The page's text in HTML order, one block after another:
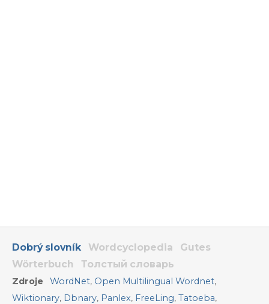
Dobrý slovník Wordcyclopedia
Gutes
Wörterbuch
Толстый словарь
Zdroje WordNet, Open Multilingual Wordnet,
Wiktionary, Dbnary, Panlex, FreeLing, Tatoeba,